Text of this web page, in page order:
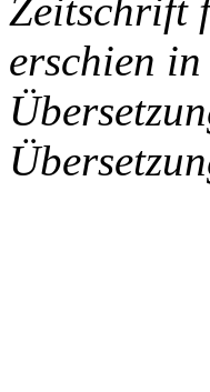
Zeitschrift
erschien